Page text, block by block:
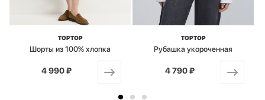
TOPTOP
Шорты из 100% хлопка
от
4 990 ₽
TOPTOP
Рубашка укороченная
от
4 790 ₽